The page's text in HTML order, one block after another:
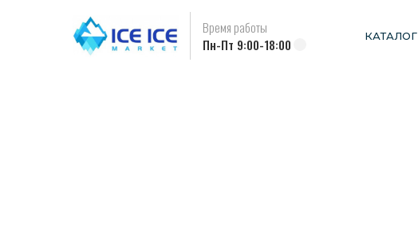
КАТАЛОГ
Пн-Пт 9:00-18:00
Время работы